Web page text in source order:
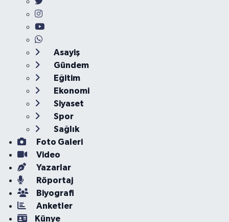
Asayiş
Gündem
Eğitim
Ekonomi
Siyaset
Spor
Sağlık
Foto Galeri
Video
Yazarlar
Röportaj
Biyografi
Anketler
Künye